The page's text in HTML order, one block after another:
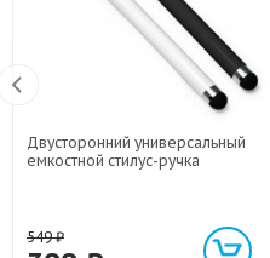
Двусторонний универсальный
емкостной стилус-ручка
549₽